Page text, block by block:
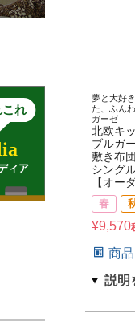
夢と大好
た、ふん
ガーゼ
北欧キ
ブルガ
敷き布
シング
【オー
春
¥9,570
商